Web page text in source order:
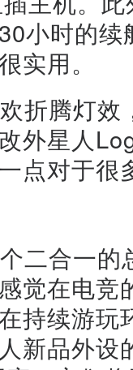
小时的
实用。
折腾灯效
外星人
点对于很
二合一的
觉在电竞
持续游玩
新品外设